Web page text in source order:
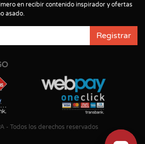
en recibir contenido inspirador y ofertas
asado.
Registrar
- Todos los derechos reservados